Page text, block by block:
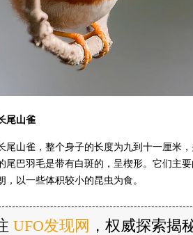
尾山雀
尾山雀，整个身子的长度为九到十一厘米
尾巴羽毛是带有白斑的，呈楔形。它们主
以一些体积较小的昆虫为食。
UFO发现网 ，权威探索揭